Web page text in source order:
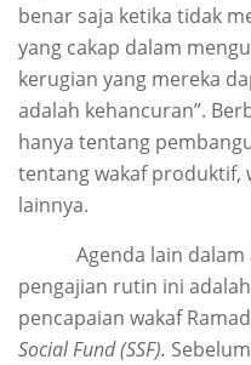
benar saja ketika tidak
yang cakap dalam
kerugian yang mereka
adalah kehancuran”.
hanya tentang
tentang wakaf produktif,
lainnya.
Agenda lain dalam
pengajian rutin ini
pencapaian wakaf
Social Fund (SSF).